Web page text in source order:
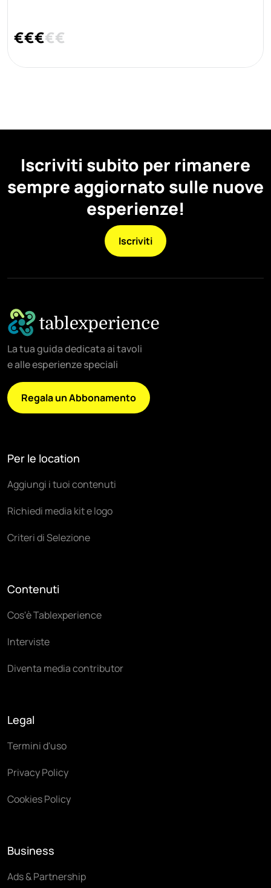
€€€€€
Iscriviti subito per rimanere
sempre aggiornato sulle nuove
esperienze!
Iscriviti
La tua guida dedicata ai tavoli
e alle esperienze speciali
Regala un Abbonamento
Per le location
Aggiungi i tuoi contenuti
Richiedi media kit e logo
Criteri di Selezione
Contenuti
Cos'è Tablexperience
Interviste
Diventa media contributor
Legal
Termini d'uso
Privacy Policy
Cookies Policy
Business
Ads & Partnership